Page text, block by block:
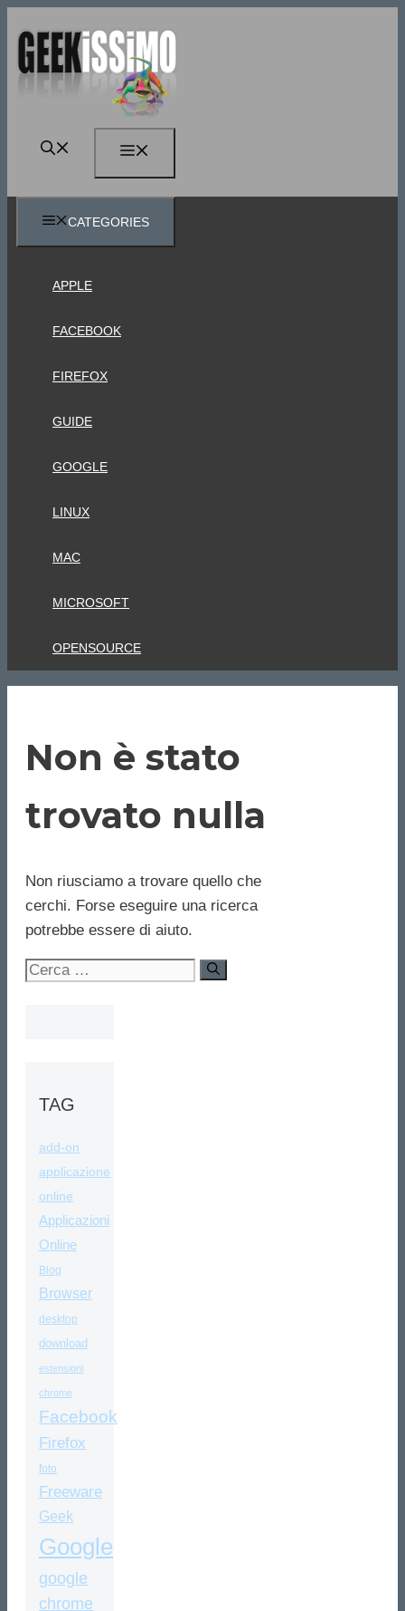
contenuto
CATEGORIES
APPLE
FACEBOOK
FIREFOX
GUIDE
GOOGLE
LINUX
MAC
MICROSOFT
OPENSOURCE
Non è stato
trovato nulla
Non riusciamo a trovare quello che
cerchi. Forse eseguire una ricerca
potrebbe essere di aiuto.
Ricerca
TAG
add-on
applicazione
online
Applicazioni
Online
Blog
Browser
desktop
download
estensioni
chrome
Facebook
Firefox
foto
Freeware
Geek
Google
google
chrome